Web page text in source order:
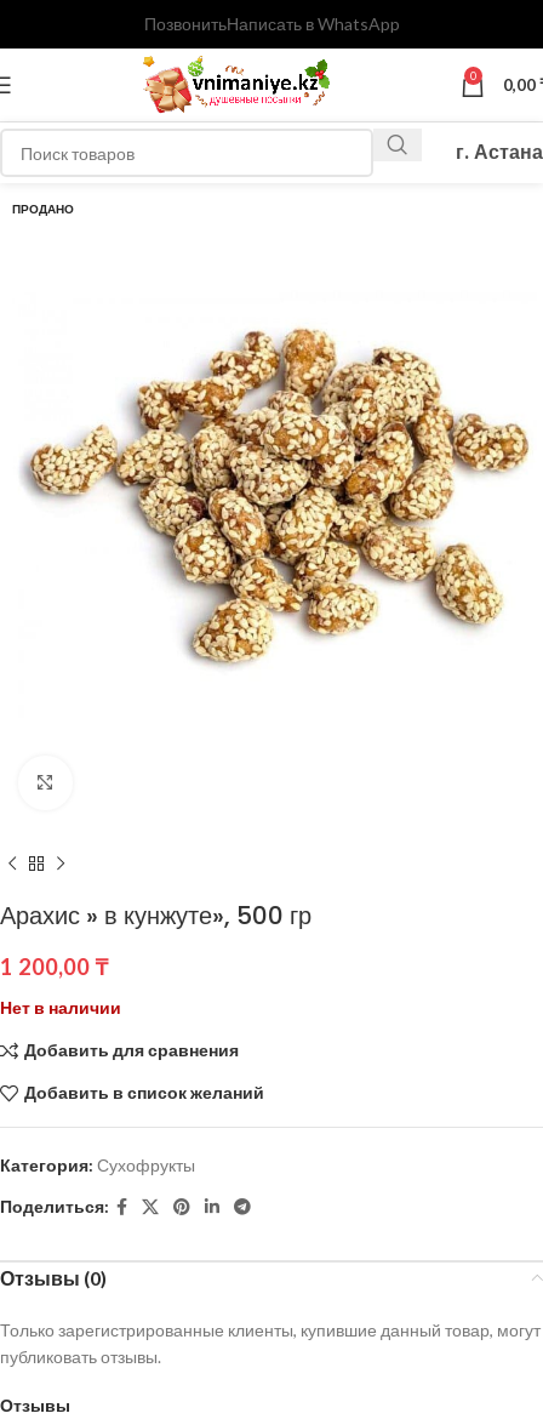
ПозвонитьНаписать в WhatsApp
0 0,00
г. Астана
ПРОДАНО
Арахис » в кунжуте», 500 гр
1 200,00 ₸
Нет в наличии
Добавить для сравнения
Добавить в список желаний
Категория: Сухофрукты
Поделиться:
Отзывы (0)
Отзывы
Только зарегистрированные клиенты, купившие данный товар, могут
публиковать отзывы.